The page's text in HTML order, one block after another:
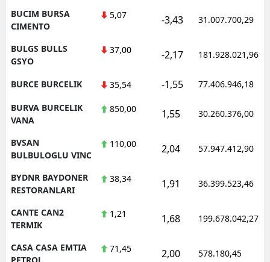
BUCIM BURSA
CIMENTO
5,07 -3,43 31.007.700,29
BULGS BULLS
GSYO
37,00 -2,17 181.928.021,96
BURCE BURCELIK 35,54 -1,55 77.406.946,18
BURVA BURCELIK
VANA
850,00 1,55 30.260.376,00
BVSAN
BULBULOGLU VINC
110,00 2,04 57.947.412,90
BYDNR BAYDONER
RESTORANLARI
38,34 1,91 36.399.523,46
CANTE CAN2
TERMIK
1,21 1,68 199.678.042,27
CASA CASA EMTIA
71,45 2,00 578.180,45